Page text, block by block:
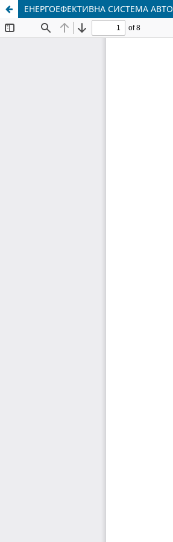
ЕНЕРГОЕФЕКТИВНА СИСТЕМА